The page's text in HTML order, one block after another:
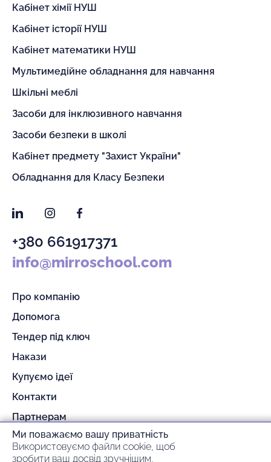
Кабінет хімії НУШ
Кабінет історії НУШ
Кабінет математики НУШ
Мультимедійне обладнання для навчання
Шкільні меблі
Засоби для інклюзивного навчання
Засоби безпеки в школі
Кабінет предмету "Захист України"
Обладнання для Класу Безпеки
LinkedInInstagramFacebook
+380 661917371
info@mirroschool.com
Про компанію
Допомога
Тендер під ключ
Накази
Купуємо ідеї
Контакти
Партнерам
Гарантія та повернення
Оплата та доставка
Ми поважаємо вашу приватність
Використовуємо файли cookie, щоб
зробити ваш досвід зручнішим,